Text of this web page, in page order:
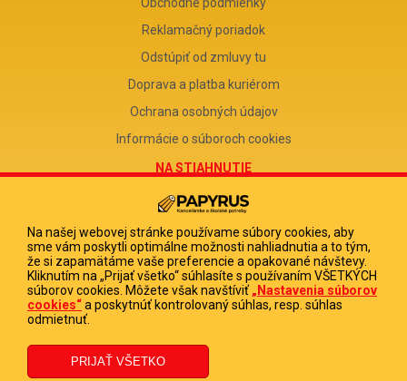
Reklamačný poriadok
Odstúpiť od zmluvy tu
Doprava a platba kuriérom
Ochrana osobných údajov
Informácie o súboroch cookies
NA STIAHNUTIE
Reklamačný formulár
Odstúpenie od zmluvy
Poučenie o odstúpení od zmluvy
FIRMA
PAPYRUS POPRAD, s.r.o.
DIČ 2020513880
Na našej webovej stránke používame súbory cookies, aby
sme vám poskytli optimálne možnosti nahliadnutia a to tým,
že si zapamätáme vaše preferencie a opakované návštevy.
Kliknutím na „Prijať všetko“ súhlasíte s používaním VŠETKÝCH
súborov cookies. Môžete však navštíviť „Nastavenia súborov
cookies“a poskytnúť kontrolovaný súhlas, resp. súhlas
odmietnuť.